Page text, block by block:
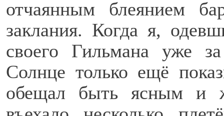
отчаянным блеянием
заклания. Когда я,
своего Гильмана уже
Солнце только ещё
обещал быть ясным и